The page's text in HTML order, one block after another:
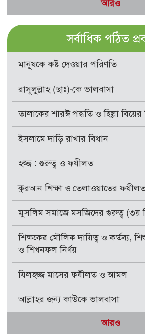
আরও
সর্বাধিক পঠিত
মানুষকে কষ্ট দেওয়ার পরিণতি
রাসূলুল্লাহ (ছাঃ)-কে ভালবাসা
তালাকের শারঈ পদ্ধতি ও হিল্লা বিয়ের
ইসলামে দাড়ি রাখার বিধান
হজ্জ : গুরুত্ব ও ফযীলত
কুরআন শিক্ষা ও তেলাওয়াতের ফযীলত
মুসলিম সমাজে মসজিদের গুরুত্ব (৩য়
শিক্ষকের মৌলিক দায়িত্ব ও কর্তব্য,
ও শিখনফল নির্ণয়
যিলহজ্জ মাসের ফযীলত ও আমল
আল্লাহর জন্য কাউকে ভালবাসা
আরও